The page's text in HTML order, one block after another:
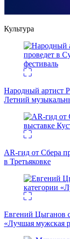
Культура
Народный артист
Летний
AR-гид от Сбера
в Третьяковке
Евгений Цыганов
«Лучшая мужская